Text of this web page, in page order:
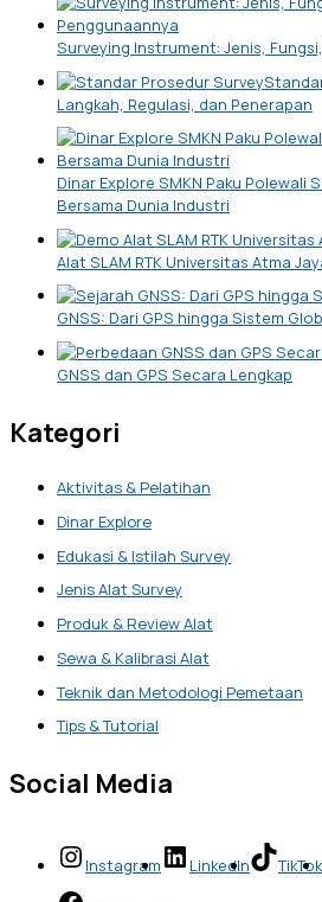
Surveying Instrument: Jenis,
Langkah, Regulasi, dan Penerapan
Dinar Explore SMKN Paku Polewali
Bersama Dunia Industri
Alat SLAM RTK Universitas Atma
GNSS: Dari GPS hingga Sistem
GNSS dan GPS Secara Lengkap
Kategori
Aktivitas & Pelatihan
Dinar Explore
Edukasi & Istilah Survey
Jenis Alat Survey
Produk & Review Alat
Sewa & Kalibrasi Alat
Teknik dan Metodologi Pemetaan
Tips & Tutorial
Social Media
Instagram LinkedIn TikTok